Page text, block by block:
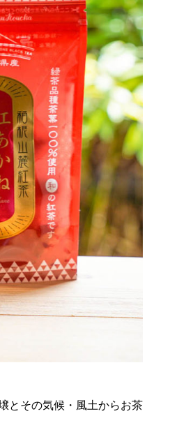
とその気候・風土からお茶